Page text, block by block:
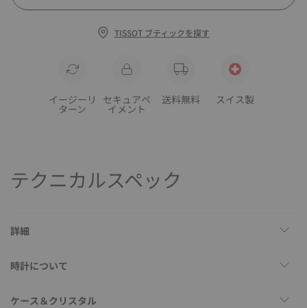
TISSOT ブティックを探す
イージーリ
ターン
セキュアペ
イメント
送料無料 スイス製
テクニカルスペック
詳細
時計について
ケース＆クリスタル